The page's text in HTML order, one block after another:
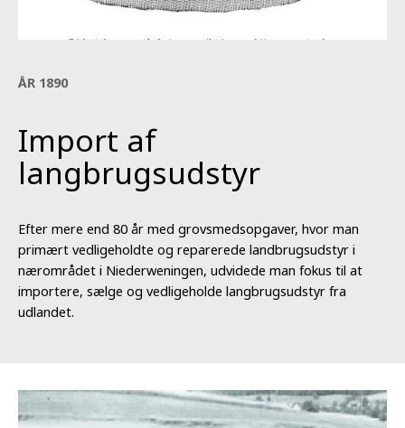
ÅR 1890
Import af
langbrugsudstyr
Efter mere end 80 år med grovsmedsopgaver, hvor man
primært vedligeholdte og reparerede landbrugsudstyr i
nærområdet i Niederweningen, udvidede man fokus til at
importere, sælge og vedligeholde langbrugsudstyr fra
udlandet.